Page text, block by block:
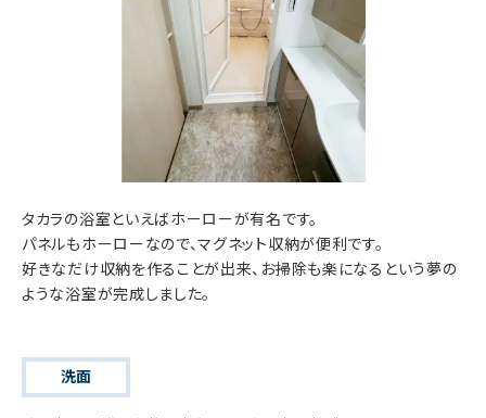
タカラの浴室といえばホーローが有名です。
パネルもホーローなので、マグネット収納が便利です。
好きなだけ収納を作ることが出来、お掃除も楽になるという夢の
ような浴室が完成しました。
洗面